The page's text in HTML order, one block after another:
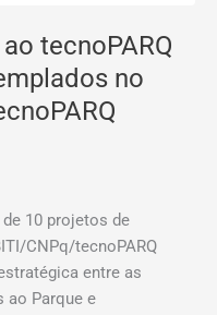
tecnoPARQ
no
de 10 projetos de
CNPq/tecnoPARQ
entre as
ao Parque e